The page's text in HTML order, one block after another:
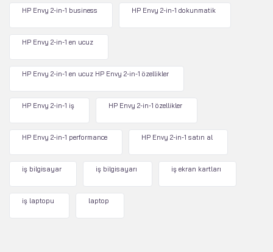
HP Envy 2-in-1 business HP Envy 2-in-1 dokunmatik
HP Envy 2-in-1 en ucuz
HP Envy 2-in-1 en ucuz HP Envy 2-in-1 özellikler
HP Envy 2-in-1 iş HP Envy 2-in-1 özellikler
HP Envy 2-in-1 performance HP Envy 2-in-1 satın al
iş bilgisayar iş bilgisayarı iş ekran kartları
iş laptopu laptop